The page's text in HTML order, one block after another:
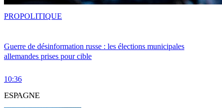
Guerre de désinformation russe : les élections municipales
allemandes prises pour cible
10:36
PROPOLITIQUE
ESPAGNE